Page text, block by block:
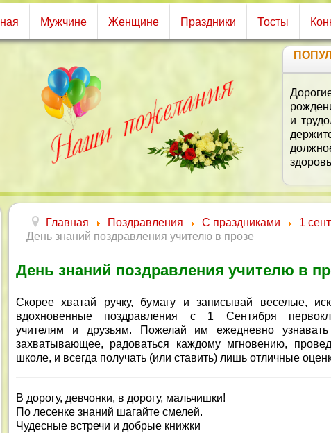
Мужчине Женщине Праздники Тосты
И
Главная Поздравления С праздниками
1
День знаний поздравления учителю в прозе
День знаний поздравления учителю в
Скорее хватай ручку, бумагу и записывай веселые,
вдохновенные поздравления с 1 Сентября
учителям и друзьям. Пожелай им ежедневно
захватывающее, радоваться каждому мгновению,
школе, и всегда получать (или ставить) лишь отличные
В дорогу, девчонки, в дорогу, мальчишки!
По лесенке знаний шагайте смелей.
Чудесные встречи и добрые книжки